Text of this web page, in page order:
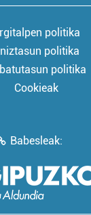
politika
politika
politika
Cookieak
Babesleak: